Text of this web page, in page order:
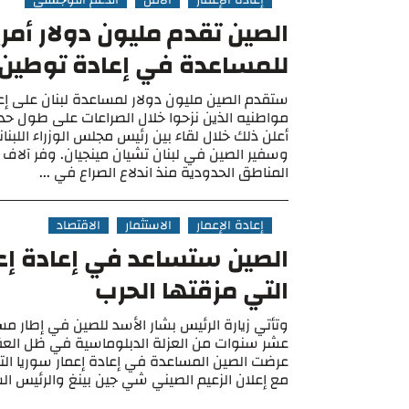
الصين تقدم مليون دولار
للمساعدة في إعادة توطين
ستقدم الصين مليون دولار لمساعدة لبنان
مواطنيه الذين نزحوا خلال الصراعات على طول
أعلن ذلك خلال لقاء بين رئيس مجلس الوزراء
وسفير الصين في لبنان تشيان مينجيان. وفر آلاف
المناطق الحدودية منذ اندلاع الصراع في ...
إعادة الإعمار الاستثمار الاقتصاد
الصين ستساعد في إعادة
التي مزقتها الحرب
وتأتي زيارة الرئيس بشار الأسد للصين في إطار
عشر سنوات من العزلة الدبلوماسية في ظل
عرضت الصين المساعدة في إعادة إعمار سوريا
مع إعلان الزعيم الصيني شي جين بينغ والرئيس